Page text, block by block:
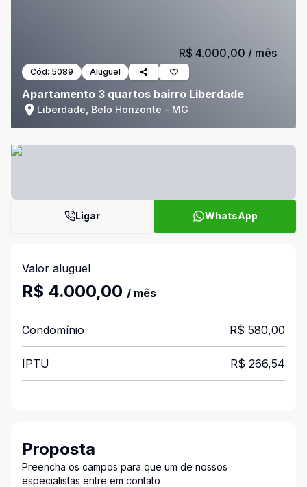
Cód: 5089 Aluguel
Apartamento 3 quartos bairro Liberdade
Liberdade, Belo Horizonte - MG
R$ 4.000,00 / mês
Ligar WhatsApp
Valor aluguel
R$ 4.000,00 / mês
Condomínio R$ 580,00
IPTU R$ 266,54
Proposta
Preencha os campos para que um de nossos
especialistas entre em contato